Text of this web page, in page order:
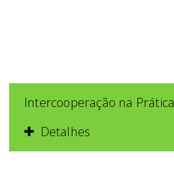
Intercooperação na Prática
Detalhes